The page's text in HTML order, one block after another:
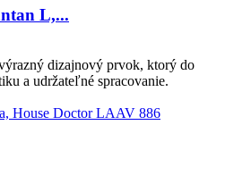
L,...
dizajnový prvok, ktorý do
a udržateľné spracovanie.